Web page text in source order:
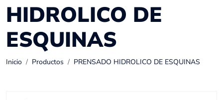
HIDROLICO DE
ESQUINAS
Inicio Productos PRENSADO HIDROLICO DE ESQUINAS